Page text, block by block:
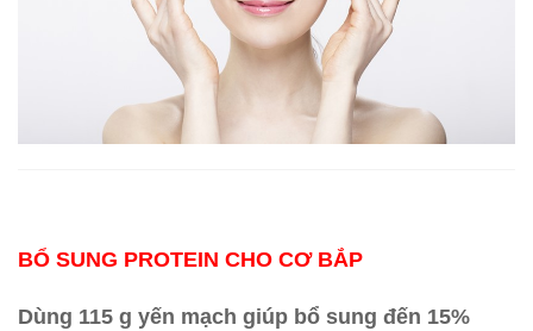
BỔ SUNG PROTEIN CHO CƠ BẮP
Dùng 115 g yến mạch giúp bổ sung đến 15%